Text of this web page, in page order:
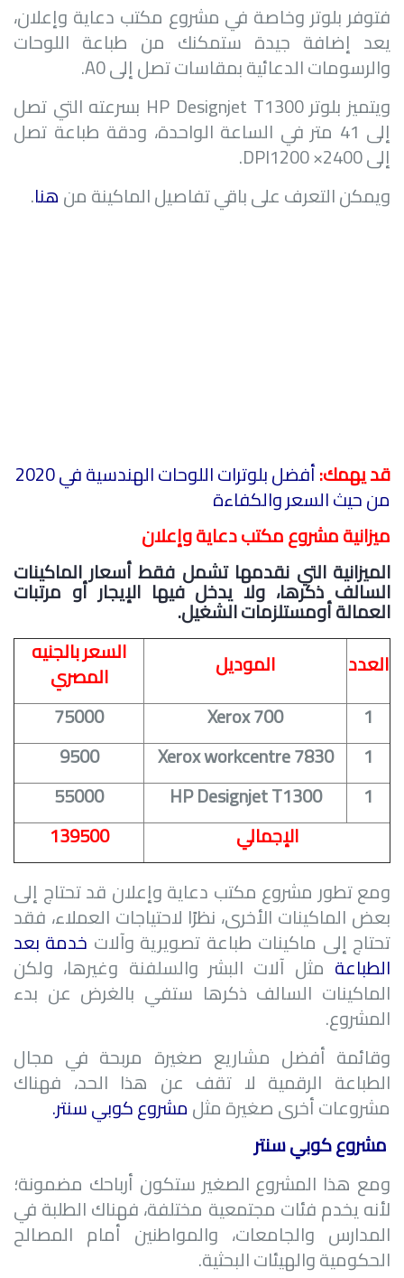
فتوفر بلوتر وخاصة في مشروع مكتب دعاية وإعلان،
يعد إضافة جيدة ستمكنك من طباعة اللوحات
والرسومات الدعائية بمقاسات تصل إلىA0
.
ويتميز بلوترHP Designjet T1300 بسرعته التي تصل
إلى 41 متر في الساعة الواحدة، ودقة طباعة تصل
إلى 2400× 1200 DPI
.
ويمكن التعرف على باقي تفاصيل الماكينة منهنا.
قد يهمك: أفضل بلوترات اللوحات الهندسية في 2020
من حيث السعر والكفاءة
ميزانية مشروع مكتب دعاية وإعلان
الميزانية التي نقدمها تشمل فقط أسعار الماكينات
السالف ذكرها، ولا يدخل فيها الإيجار أو مرتبات
العمالة أومستلزمات الشغيل.
العدد
الموديل السعر بالجنيه
المصري
1
Xerox 700
75000
1
Xerox workcentre 7830
9500
1
HP Designjet T1300
55000
الإجمالي
139500
ومع تطور مشروع مكتب دعاية وإعلان قد تحتاج إلى
بعض الماكينات الأخرى، نظرًا لاحتياجات العملاء، فقد
تحتاج إلى ماكينات طباعة تصويرية وآلات خدمة بعد
الطباعة مثل آلات البشر والسلفنة وغيرها، ولكن
الماكينات السالف ذكرها ستفي بالغرض عن بدء
المشروع.
وقائمة أفضل مشاريع صغيرة مربحة في مجال
الطباعة الرقمية لا تقف عن هذا الحد، فهناك
مشروعات أخرى صغيرة مثلمشروع كوبي سنتر.
مشروع كوبي سنتر
ومع هذا المشروع الصغير ستكون أرباحك مضمونة؛
لأنه يخدم فئات مجتمعية مختلفة، فهناك الطلبة في
المدارس والجامعات، والمواطنين أمام المصالح
الحكومية والهيئات البحثية.